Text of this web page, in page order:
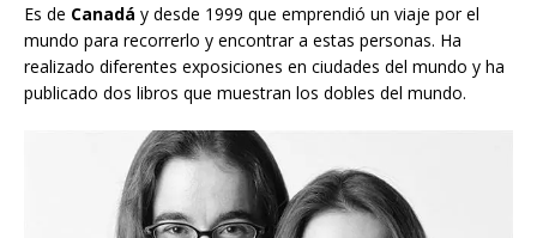
Es de Canadá y desde 1999 que emprendió un viaje por el
mundo para recorrerlo y encontrar a estas personas. Ha
realizado diferentes exposiciones en ciudades del mundo y ha
publicado dos libros que muestran los dobles del mundo.